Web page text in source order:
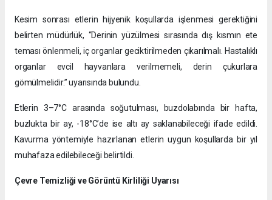
Kesim sonrası etlerin hijyenik koşullarda işlenmesi gerektiğini
belirten müdürlük, “Derinin yüzülmesi sırasında dış kısmın ete
teması önlenmeli, iç organlar geciktirilmeden çıkarılmalı. Hastalıklı
organlar evcil hayvanlara verilmemeli, derin çukurlara
gömülmelidir.” uyarısında bulundu.
Etlerin 3–7°C arasında soğutulması, buzdolabında bir hafta,
buzlukta bir ay, -18°C’de ise altı ay saklanabileceği ifade edildi.
Kavurma yöntemiyle hazırlanan etlerin uygun koşullarda bir yıl
muhafaza edilebileceği belirtildi.
Çevre Temizliği ve Görüntü Kirliliği Uyarısı